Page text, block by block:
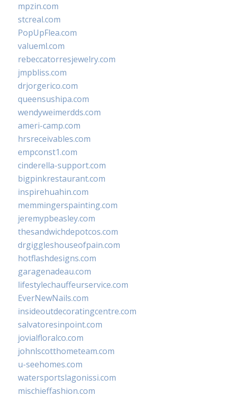
mpzin.com
stcreal.com
PopUpFlea.com
valueml.com
rebeccatorresjewelry.com
jmpbliss.com
drjorgerico.com
queensushipa.com
wendyweimerdds.com
ameri-camp.com
hrsreceivables.com
empconst1.com
cinderella-support.com
bigpinkrestaurant.com
inspirehuahin.com
memmingerspainting.com
jeremypbeasley.com
thesandwichdepotcos.com
drgiggleshouseofpain.com
hotflashdesigns.com
garagenadeau.com
lifestylechauffeurservice.com
EverNewNails.com
insideoutdecoratingcentre.com
salvatoresinpoint.com
jovialfloralco.com
johnlscotthometeam.com
u-seehomes.com
watersportslagonissi.com
mischieffashion.com